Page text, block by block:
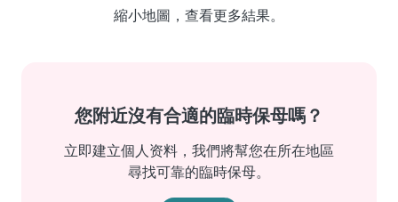
縮小地圖，查看更多結果。
您附近沒有合適的臨時保母嗎？
立即建立個人资料，我們將幫您在所在地區
尋找可靠的臨時保母。